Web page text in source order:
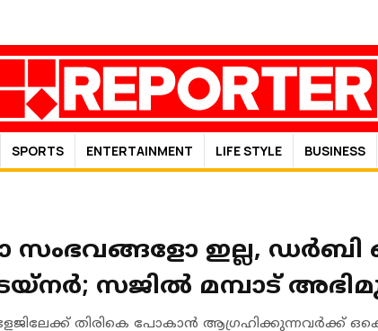
SPORTS ENTERTAINMENT LIFE STYLE BUSINESS
സംഭവങ്ങളോ ഇല്ല, ഡർബി
സജിൽ മമ്പാട്
തിരികെ പോകാൻ ആഗ്രഹിക്കുന്നവർക്ക്